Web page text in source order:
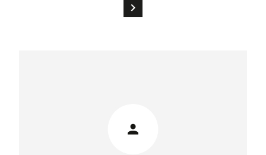
chevron_right